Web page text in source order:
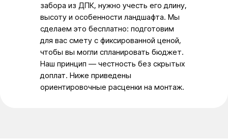
забора из ДПК, нужно учесть его длину,
высоту и особенности ландшафта. Мы
сделаем это бесплатно: подготовим
для вас смету с фиксированной ценой,
чтобы вы могли спланировать бюджет.
Наш принцип — честность без скрытых
доплат. Ниже приведены
ориентировочные расценки на монтаж.